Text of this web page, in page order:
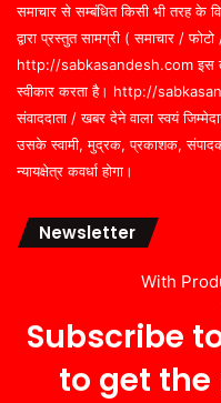
समाचार से सम्बंधित किसी भी तरह के
द्वारा प्रस्तुत सामग्री ( समाचार /
http://sabkasandesh.com इस
स्वीकार करता है। http://
संवाददाता / खबर देने वाला स्वयं
उसके स्वामी, मुद्रक, प्रकाशक, संपादक
न्यायक्षेत्र कवर्धा होगा।
Newsletter
With
Subscribe
to get